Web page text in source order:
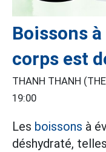
Boissons
corps est
THANH THANH
19:00
Les boissons à
déshydraté,